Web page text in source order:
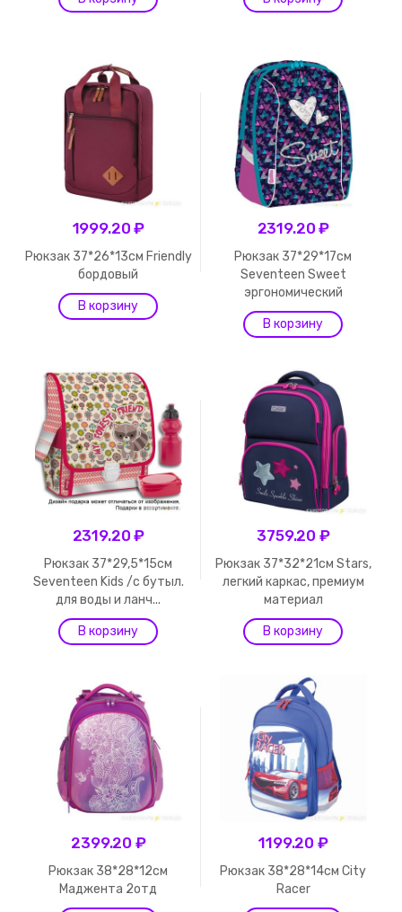
1999.20 ₽
Рюкзак 37*26*13см Friendly
бордовый
2319.20 ₽
Рюкзак 37*29*17см
Seventeen Sweet
эргономический
2319.20 ₽
Рюкзак 37*29,5*15см
Seventeen Kids /с бутыл.
для воды и ланч...
3759.20 ₽
Рюкзак 37*32*21см Stars,
легкий каркас, премиум
материал
2399.20 ₽
Рюкзак 38*28*12см
Маджента 2отд
1199.20 ₽
Рюкзак 38*28*14см City
Racer